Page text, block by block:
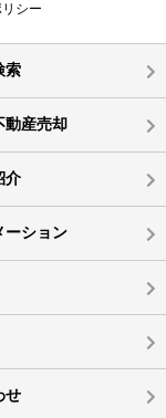
シー
索
動産売却
介
ーション
せ